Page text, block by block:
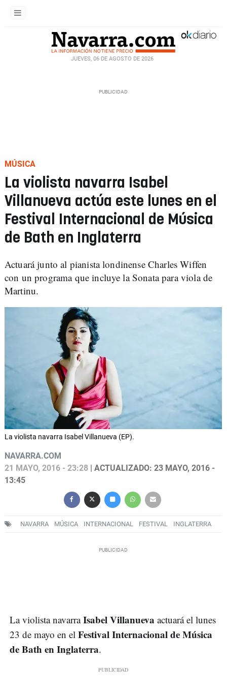
JUEVES, 06 DE AGOSTO DE 2026
MÚSICA
La violista navarra Isabel
Villanueva actúa este lunes en el
Festival Internacional de Música
de Bath en Inglaterra
Actuará junto al pianista londinense Charles Wiffen
con un programa que incluye la Sonata para viola de
Martinu.
La violista navarra Isabel Villanueva (EP).
NAVARRA.COM
21 MAYO, 2016 - 23:28 | ACTUALIZADO: 23 MAYO, 2016 -
13:45
NAVARRA MÚSICA INTERNACIONAL FESTIVAL INGLATERRA
La violista navarraIsabel Villanueva actuará el lunes
23 de mayo en el Festival Internacional de Música
de Bath en Inglaterra.